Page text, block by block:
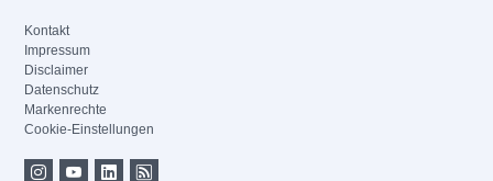
Kontakt
Impressum
Disclaimer
Datenschutz
Markenrechte
Cookie-Einstellungen